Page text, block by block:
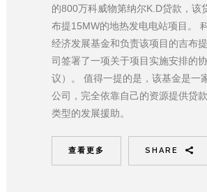
的800万科威物第纳尔K.D贷款，该
布提15MW的地热发电电站项目。
经济发展基金和负责该项目的吉布
司签署了一项关于项目实施安排的
议）。 值得一提的是，该基金是一
公司，完全依靠自己的资源提供贷
类型的发展援助。
查看更多 SHARE